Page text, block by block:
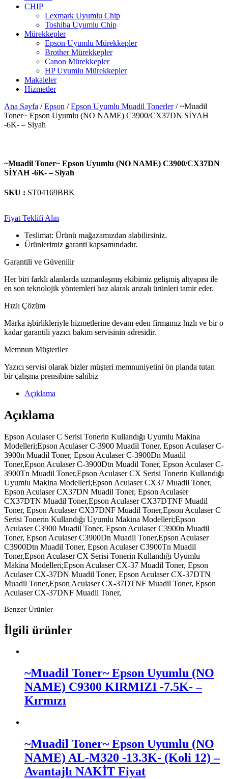
CHIP
Lexmark Uyumlu Chip
Toshiba Uyumlu Chip
Mürekkepler
Epson Uyumlu Mürekkepler
Brother Mürekkepler
Canon Mürekkepler
HP Uyumlu Mürekkepler
Makaleler
Hizmetler
Ana Sayfa /Epson /Epson Uyumlu Muadil Tonerler/ ~Muadil
Toner~ Epson Uyumlu (NO NAME) C3900/CX37DN SİYAH
-6K- – Siyah
~Muadil Toner~ Epson Uyumlu (NO NAME) C3900/CX37DN
SİYAH -6K- – Siyah
SKU : ST04169BBK
Fiyat Teklifi Alın
Teslimat: Ürünü mağazamızdan alabilirsiniz.
Ürünlerimiz garanti kapsamındadır.
Garantili ve Güvenilir
Her biri farklı alanlarda uzmanlaşmış ekibimiz gelişmiş altyapısı ile
en son teknolojik yöntemleri baz alarak arızalı ürünleri tamir eder.
Hızlı Çözüm
Marka işbirlikleriyle hizmetlerine devam eden firmamız hızlı ve bir o
kadar garantili yazıcı bakım servisinin adresidir.
Memnun Müşteriler
Yazıcı servisi olarak bizler müşteri memnuniyetini ön planda tutan
bir çalışma prensibine sahibiz
Açıklama
Açıklama
Epson Aculaser C Serisi Tonerin Kullandığı Uyumlu Makina
Modelleri;Epson Aculaser C-3900 Muadil Toner, Epson Aculaser C-
3900n Muadil Toner, Epson Aculaser C-3900Dn Muadil
Toner,Epson Aculaser C-3900Dtn Muadil Toner, Epson Aculaser C-
3900Tn Muadil Toner,Epson Aculaser CX Serisi Tonerin Kullandığı
Uyumlu Makina Modelleri;Epson Aculaser CX37 Muadil Toner,
Epson Aculaser CX37DN Muadil Toner, Epson Aculaser
CX37DTN Muadil Toner,Epson Aculaser CX37DTNF Muadil
Toner, Epson Aculaser CX37DNF Muadil Toner,Epson Aculaser C
Serisi Tonerin Kullandığı Uyumlu Makina Modelleri;Epson
Aculaser C3900 Muadil Toner, Epson Aculaser C3900n Muadil
Toner, Epson Aculaser C3900Dn Muadil Toner,Epson Aculaser
C3900Dtn Muadil Toner, Epson Aculaser C3900Tn Muadil
Toner,Epson Aculaser CX Serisi Tonerin Kullandığı Uyumlu
Makina Modelleri;Epson Aculaser CX-37 Muadil Toner, Epson
Aculaser CX-37DN Muadil Toner, Epson Aculaser CX-37DTN
Muadil Toner,Epson Aculaser CX-37DTNF Muadil Toner, Epson
Aculaser CX-37DNF Muadil Toner,
Benzer Ürünler
İlgili ürünler
~Muadil Toner~ Epson Uyumlu (NO
NAME) C9300 KIRMIZI -7.5K- –
Kırmızı
~Muadil Toner~ Epson Uyumlu (NO
NAME) AL-M320 -13.3K- (Koli 12)–
Avantajlı NAKİT Fiyat